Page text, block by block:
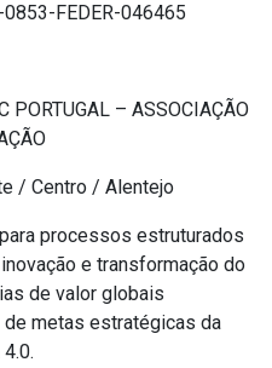
0853-FEDER-046465
PORTUGAL – ASSOCIAÇÃO
/ Centro / Alentejo
processos estruturados
e transformação do
de valor globais
metas estratégicas da